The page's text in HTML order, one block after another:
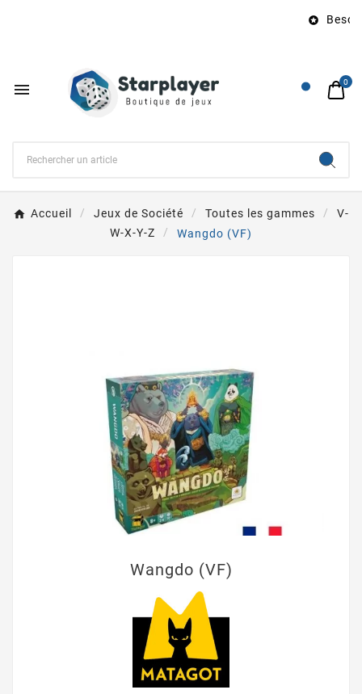
 Besoin
 0
Accueil Jeux de Société Toutes les gammes
V-
W-X-Y-Z
Wangdo (VF)
Wangdo (VF)